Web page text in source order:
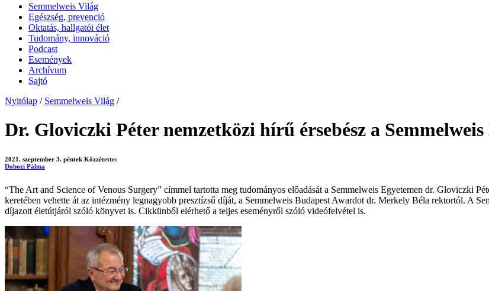
Semmelweis Világ
Egészség, prevenció
Oktatás, hallgatói élet
Tudomány, innováció
Podcast
Események
Archívum
Sajtó
Nyitólap / Semmelweis Világ /
Dr. Gloviczki Péter nemzetközi hírű érsebész a
2021. szeptember 3. péntek Közzétette:
Dobozi Pálma
“The Art and Science of Venous Surgery” címmel tartotta meg tudományos előadását a Semmelweis Egyetemen dr. Gloviczki
keretében vehette át az intézmény legnagyobb presztízsű díját, a Semmelweis Budapest Awardot dr. Merkely Béla rektortól. A
díjazott életútjáról szóló könyvet is. Cikkünből elérhető a teljes eseményről szóló videófelvétel is.